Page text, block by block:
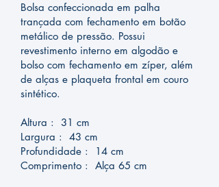
Bolsa confeccionada em palha
trançada com fechamento em botão
metálico de pressão. Possui
revestimento interno em algodão e
bolso com fechamento em zíper, além
de alças e plaqueta frontal em couro
sintético.
Altura : 31 cm
Largura : 43 cm
Profundidade : 14 cm
Comprimento : Alça 65 cm